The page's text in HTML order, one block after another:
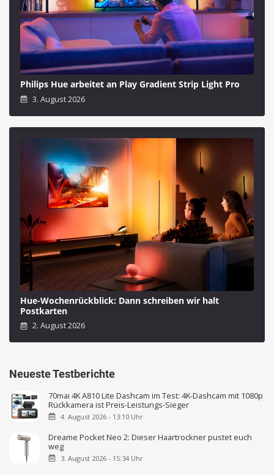
Philips Hue arbeitet an Play Gradient Strip Light Pro
3. August 2026
Hue-Wochenrückblick: Dann schreiben wir halt
Postkarten
2. August 2026
Neueste Testberichte
70mai 4K A810 Lite Dashcam im Test: 4K-Dashcam mit 1080p
Rückkamera ist Preis-Leistungs-Sieger
4. August 2026 - 13:10 Uhr
Dreame Pocket Neo 2: Dieser Haartrockner pustet euch
weg
3. August 2026 - 15:34 Uhr